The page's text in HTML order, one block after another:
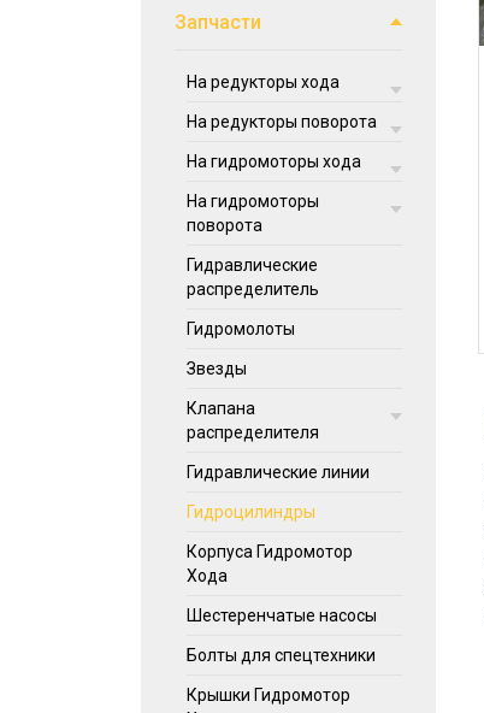
Запчасти
На редукторы хода
На редукторы поворота
На гидромоторы хода
На гидромоторы
поворота
Гидравлические
распределитель
Гидромолоты
Звезды
Клапана
распределителя
Гидравлические линии
Гидроцилиндры
Корпуса Гидромотор
Хода
Шестеренчатые насосы
Болты для спецтехники
Крышки Гидромотор